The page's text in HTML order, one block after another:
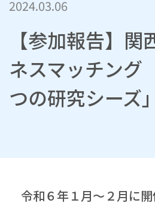
2024.03.06
【参加報告】
ネスマッチン
つの研究シーズ
令和６年１月～２月に